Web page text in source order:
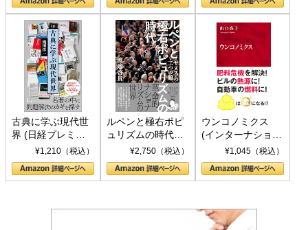
書)
古典に学ぶ現代世
界 (日経プレミア
シリーズ)¥1,210（税込）
ルペンと極右ポピ
ュリズムの時代：
〈ヤヌス〉の二つ
の顔
¥2,750（税込）
ウンコノミクス
(インターナショナ
ル新書)¥1,045（税込）